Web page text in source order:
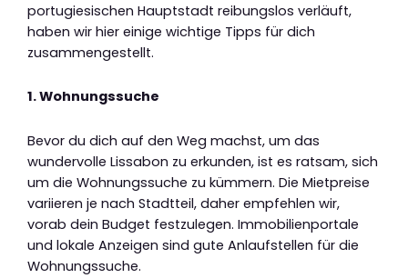
portugiesischen Hauptstadt reibungslos verläuft,
haben wir hier einige wichtige Tipps für dich
zusammengestellt.
1. Wohnungssuche
Bevor du dich auf den Weg machst, um das
wundervolle Lissabon zu erkunden, ist es ratsam, sich
um die Wohnungssuche zu kümmern. Die Mietpreise
variieren je nach Stadtteil, daher empfehlen wir,
vorab dein Budget festzulegen. Immobilienportale
und lokale Anzeigen sind gute Anlaufstellen für die
Wohnungssuche.